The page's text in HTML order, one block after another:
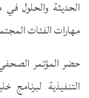
الحديثة والحلول
مهارات الفئات
حضر المؤتمر الصحفي
التنفيذية